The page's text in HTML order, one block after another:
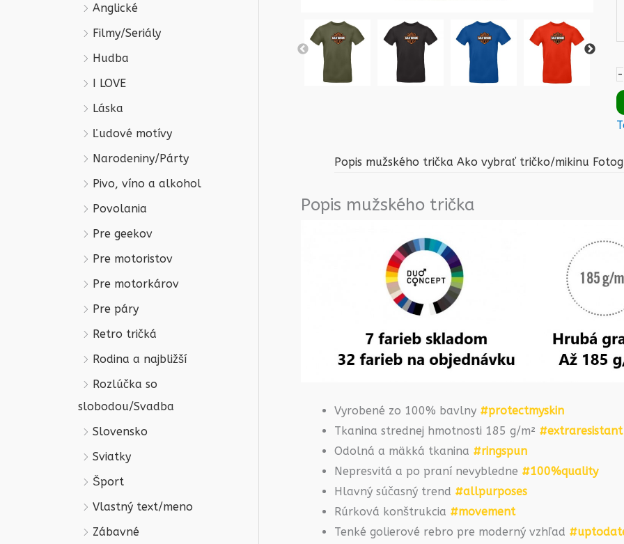
Anglické
Filmy/Seriály
Hudba
I LOVE
Láska
Ľudové motívy
Narodeniny/Párty
Pivo, víno a alkohol
Povolania
Pre geekov
Pre motoristov
Pre motorkárov
Pre páry
Retro tričká
Rodina a najbližší
Rozlúčka so
slobodou/Svadba
Slovensko
Sviatky
Šport
Vlastný text/meno
Zábavné
-
Popis mužského trička Ako vybrať tričko/mikinu
Popis mužského trička
Vyrobené zo 100% bavlny #protectmyskin
Tkanina strednej hmotnosti 185 g/m² #extraresistant
Odolná a mäkká tkanina #ringspun
Nepresvitá a po praní nevybledne #100%quality
Hlavný súčasný trend #allpurposes
Rúrková konštrukcia #movement
Tenké golierové rebro pre moderný vzhľad